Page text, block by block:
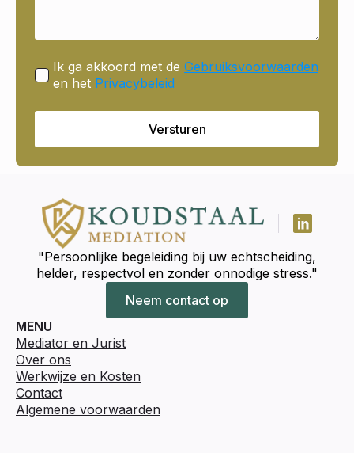
Ik ga akkoord met de Gebruiksvoorwaarden
en het Privacybeleid
Versturen
"Persoonlijke begeleiding bij uw echtscheiding,
helder, respectvol en zonder onnodige stress."
Neem contact op
MENU
Mediator en Jurist
Over ons
Werkwijze en Kosten
Contact
Algemene voorwaarden